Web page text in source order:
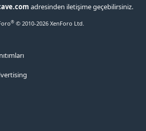
adresinden iletişime geçebilirsiniz.
® © 2010-2026 XenForo Ltd.